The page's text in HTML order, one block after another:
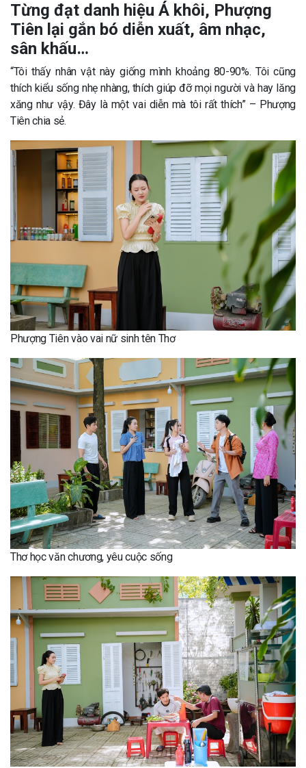
Từng đạt danh hiệu Á khôi, Phượng
Tiên lại gắn bó diễn xuất, âm nhạc,
sân khấu…
“Tôi thấy nhân vật này giống mình khoảng 80-90%. Tôi cũng
thích kiểu sống nhẹ nhàng, thích giúp đỡ mọi người và hay lăng
xăng như vậy. Đây là một vai diễn mà tôi rất thích” – Phượng
Tiên chia sẻ.
Phượng Tiên vào vai nữ sinh tên Thơ
Thơ học văn chương, yêu cuộc sống